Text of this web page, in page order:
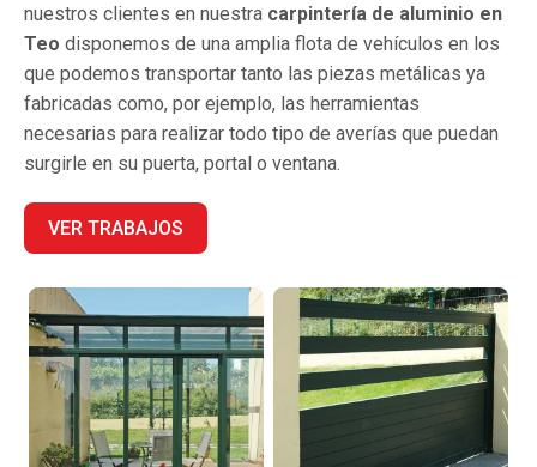
nuestros clientes en nuestra carpintería de aluminio en
Teo disponemos de una amplia flota de vehículos en los
que podemos transportar tanto las piezas metálicas ya
fabricadas como, por ejemplo, las herramientas
necesarias para realizar todo tipo de averías que puedan
surgirle en su puerta, portal o ventana.
VER TRABAJOS